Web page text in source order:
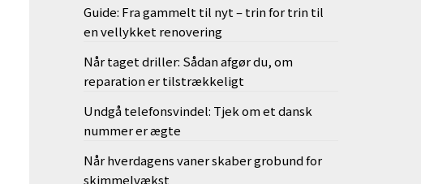
Guide: Fra gammelt til nyt – trin for trin til
en vellykket renovering
Når taget driller: Sådan afgør du, om
reparation er tilstrækkeligt
Undgå telefonsvindel: Tjek om et dansk
nummer er ægte
Når hverdagens vaner skaber grobund for
skimmelvækst